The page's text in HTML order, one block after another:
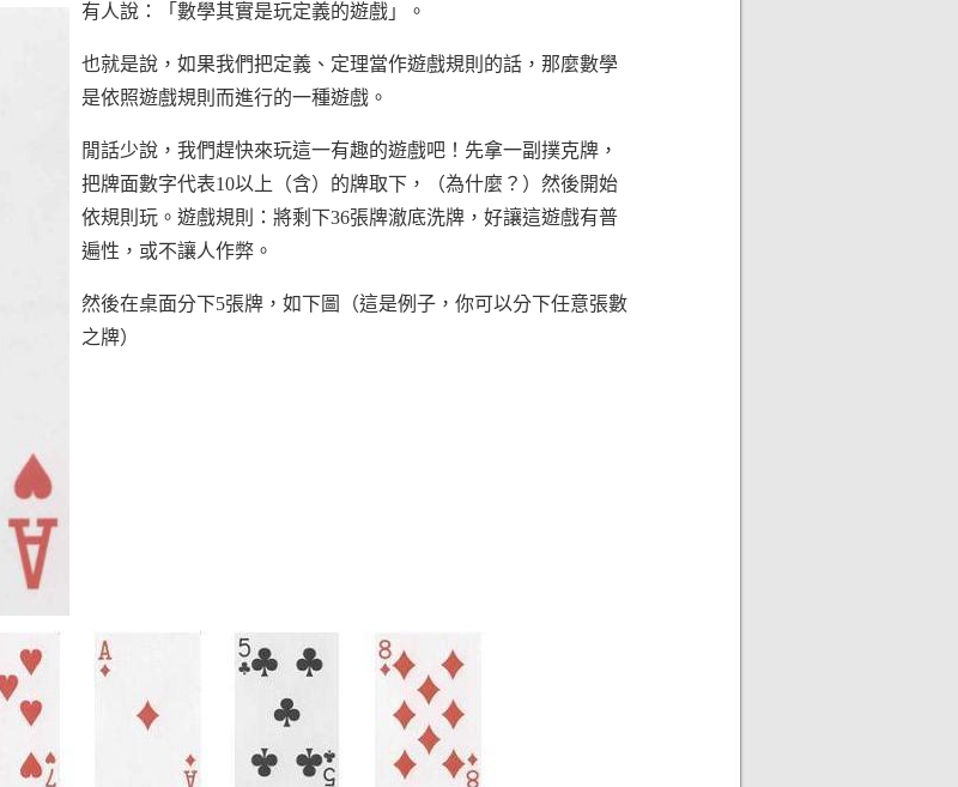
有人說：「數學其實是玩定義的遊戲」。
也就是說，如果我們把定義、定理當作遊戲規則的話，那麼數學
是依照遊戲規則而進行的一種遊戲。
閒話少說，我們趕快來玩這一有趣的遊戲吧！先拿一副撲克牌，
把牌面數字代表10以上（含）的牌取下，（為什麼？）然後開始
依規則玩。遊戲規則：將剩下36張牌澈底洗牌，好讓這遊戲有普
遍性，或不讓人作弊。
然後在桌面分下5張牌，如下圖（這是例子，你可以分下任意張數
之牌）